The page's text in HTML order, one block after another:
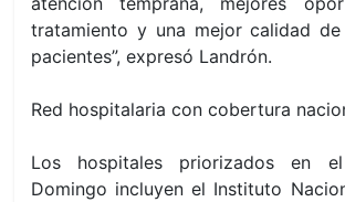
tratamiento y una mejor calidad
pacientes”, expresó Landrón.
Red hospitalaria con cobertura
Los hospitales priorizados en
Domingo incluyen el Instituto